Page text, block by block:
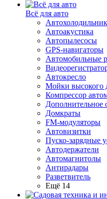
Всё для авто
Автоакустика
Автопылесосы
GPS-навигаторы
Автомобильные
Автокресло
Мойки высокого
Компрессор
Дополнительное
Домкраты
FM-модуляторы
Автовизитки
Пуско-зарядные
Автодержатели
Автомагнитолы
Антирадары
Разветвитель
Ещё 14